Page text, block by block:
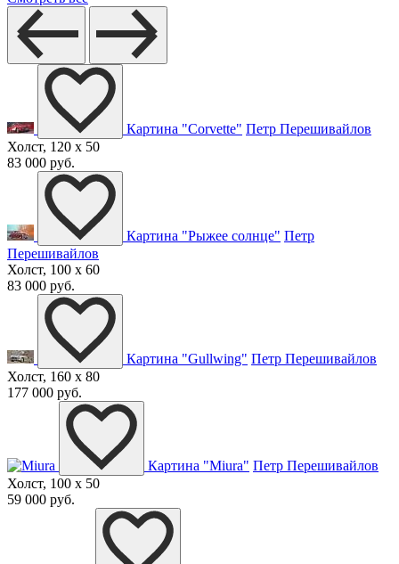
Картина "Corvette" Петр Перешивайлов
Холст, 120 x 50
83 000 руб.
Картина "Рыжее солнце" Петр
Перешивайлов
Холст, 100 x 60
83 000 руб.
Картина "Gullwing" Петр Перешивайлов
Холст, 160 x 80
177 000 руб.
Картина "Miura" Петр Перешивайлов
Холст, 100 x 50
59 000 руб.